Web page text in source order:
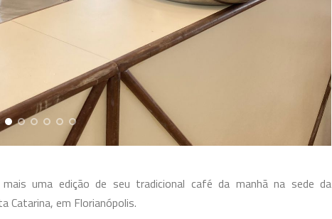
uma edição de seu tradicional café da manhã na sede da
Catarina, em Florianópolis.